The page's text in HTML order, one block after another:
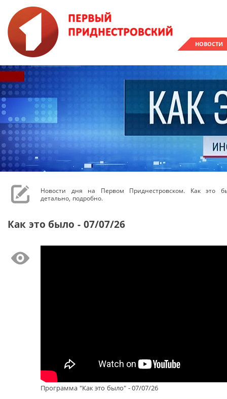
НОВОСТИ
Новости дня на Первом Приднестровском. Как это
детально, подробно.
Как это было - 07/07/26
Программа "Как это было" - 07/07/26